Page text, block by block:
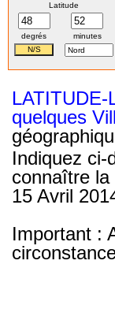
Latitude
degrés minutes
quelques
Indiquez ci-
connaître la
15 Avril
Important :